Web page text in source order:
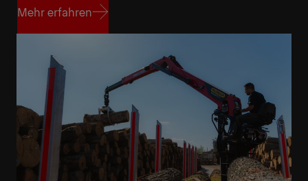
Mehr erfahren
Mehr erfahren